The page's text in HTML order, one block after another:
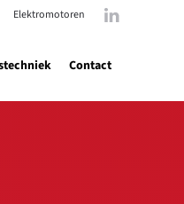
Elektromotoren
Contact